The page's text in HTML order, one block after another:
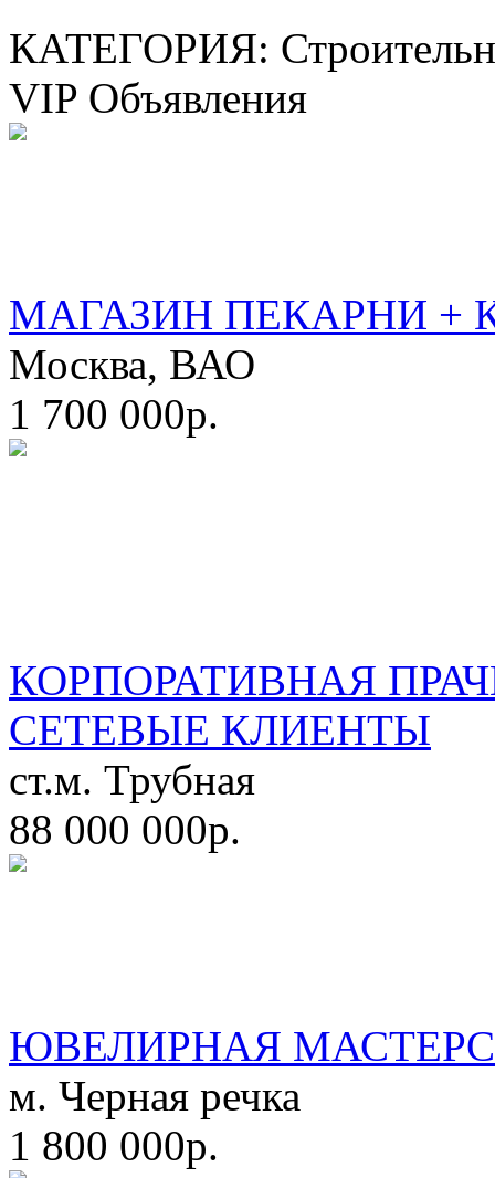
КАТЕГОРИЯ:
VIP Объявления
МАГАЗИН ПЕКАРНИ +
Москва, ВАО
1 700 000р.
КОРПОРАТИВНАЯ
СЕТЕВЫЕ КЛИЕНТЫ
ст.м. Трубная
88 000 000р.
ЮВЕЛИРНАЯ
м. Черная речка
1 800 000р.